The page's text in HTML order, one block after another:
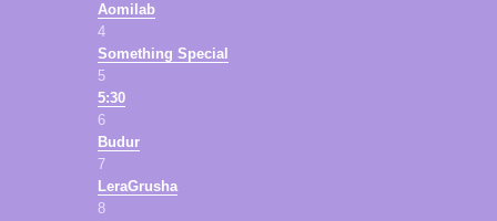
Aomilab
4
Something Special
5
5:30
6
Budur
7
LeraGrusha
8